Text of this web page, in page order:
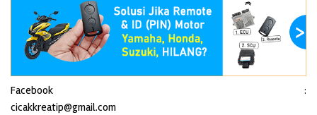
Facebook :
cicakkreatip@gmail.com